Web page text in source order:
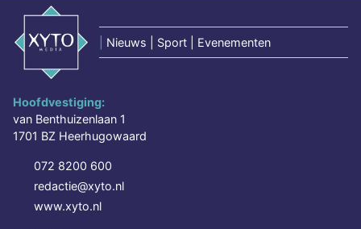
Nieuws | Sport | Evenementen
Hoofdvestiging:
van Benthuizenlaan 1
1701 BZ Heerhugowaard
072 8200 600
redactie@xyto.nl
www.xyto.nl